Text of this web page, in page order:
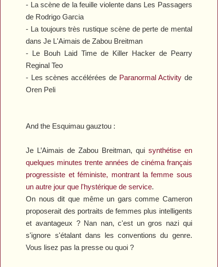
- La scène de la feuille violente dans Les Passagers
de Rodrigo Garcia
- La toujours très rustique scène de perte de mental
dansJe L'Aimais de Zabou Breitman
- Le Bouh Laid Time de Killer Hackerde Pearry
Reginal Teo
- Les scènes accélérées de Paranormal Activity de
Oren Peli
And the Esquimau gauztou :
Je L’Aimais de Zabou Breitman, qui synthétise en
quelques minutes trente années de cinéma français
progressiste et féministe, montrant la femme sous
un autre jour que l'hystérique de service.
On nous dit que même un gars comme Cameron
proposerait des portraits de femmes plus intelligents
et avantageux ? Nan nan, c'est un gros nazi qui
s'ignore s'étalant dans les conventions du genre.
Vous lisez pas la presse ou quoi ?